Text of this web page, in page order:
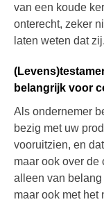
van een koude
onterecht, zeker
laten weten dat
belangrijk voor
Als ondernemer
bezig met uw
vooruitzien, en
maar ook over de
alleen van
maar ook met het